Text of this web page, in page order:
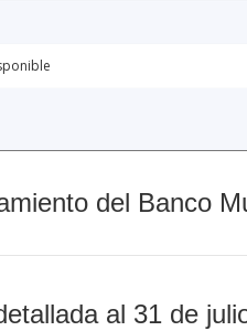
del Banco
al 31 de